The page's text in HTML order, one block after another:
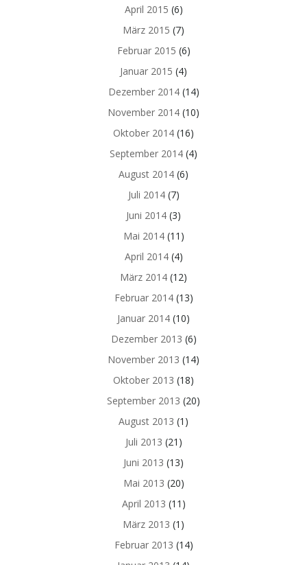
April 2015 (6)
März 2015 (7)
Februar 2015 (6)
Januar 2015 (4)
Dezember 2014(14)
November 2014 (10)
Oktober 2014 (16)
September 2014 (4)
August 2014 (6)
Juli 2014(7)
Juni 2014 (3)
Mai 2014(11)
April 2014(4)
März 2014 (12)
Februar 2014(13)
Januar 2014 (10)
Dezember 2013 (6)
November 2013 (14)
Oktober 2013 (18)
September 2013 (20)
August 2013 (1)
Juli 2013 (21)
Juni 2013 (13)
Mai 2013 (20)
April 2013 (11)
März 2013 (1)
Februar 2013 (14)